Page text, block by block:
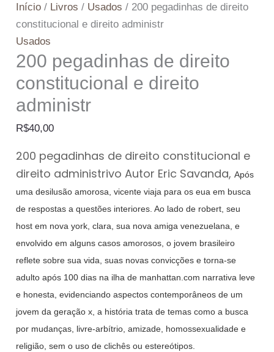
Início / Livros / Usados / 200 pegadinhas de direito
constitucional e direito administr
Usados
200 pegadinhas de direito
constitucional e direito
administr
R$40,00
200 pegadinhas de direito constitucional e
direito administrivo Autor Eric Savanda,Após
uma desilusão amorosa, vicente viaja para os eua em busca
de respostas a questões interiores. Ao lado de robert, seu
host em nova york, clara, sua nova amiga venezuelana, e
envolvido em alguns casos amorosos, o jovem brasileiro
reflete sobre sua vida, suas novas convicções e torna-se
adulto após 100 dias na ilha de manhattan.com narrativa leve
e honesta, evidenciando aspectos contemporâneos de um
jovem da geração x, a história trata de temas como a busca
por mudanças, livre-arbítrio, amizade, homossexualidade e
religião, sem o uso de clichês ou estereótipos.